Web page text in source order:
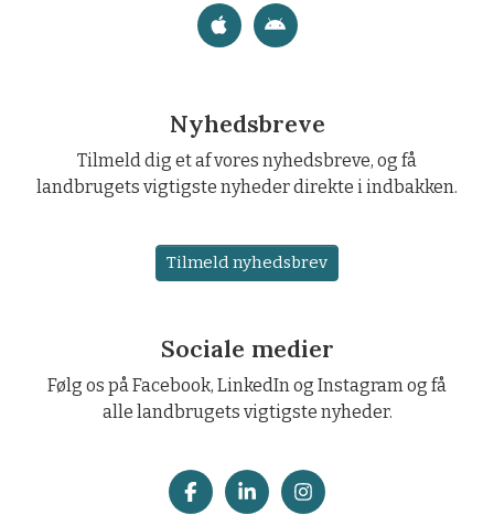
Nyhedsbreve
Tilmeld dig et af vores nyhedsbreve, og få
landbrugets vigtigste nyheder direkte i indbakken.
Tilmeld nyhedsbrev
Sociale medier
Følg os på Facebook, LinkedIn og Instagram og få
alle landbrugets vigtigste nyheder.